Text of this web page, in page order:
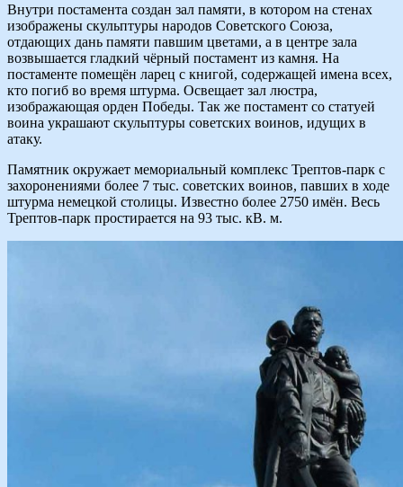
Внутри постамента создан зал памяти, в котором на стенах
изображены скульптуры народов Советского Союза,
отдающих дань памяти павшим цветами, а в центре зала
возвышается гладкий чёрный постамент из камня. На
постаменте помещён ларец с книгой, содержащей имена всех,
кто погиб во время штурма. Освещает зал люстра,
изображающая орден Победы. Так же постамент со статуей
воина украшают скульптуры советских воинов, идущих в
атаку.
Памятник окружает мемориальный комплекс Трептов-парк с
захоронениями более 7 тыс. советских воинов, павших в ходе
штурма немецкой столицы. Известно более 2750 имён. Весь
Трептов-парк простирается на 93 тыс. кВ. м.